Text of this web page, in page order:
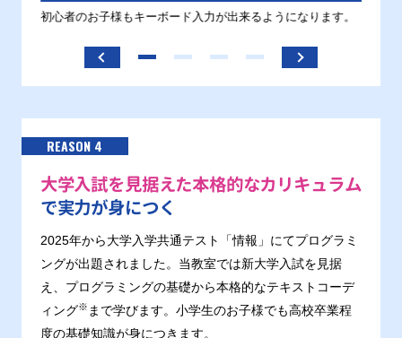
初心者のお子様もキーボード入力が出来るようになります。
REASON 4
大学入試を見据えた本格的なカリキュラム
で実力が身につく
2025年から大学入学共通テスト「情報」にてプログラミ
ングが出題されました。当教室では新大学入試を見据
え、プログラミングの基礎から本格的なテキストコーデ
ィング※ まで学びます。小学生のお子様でも高校卒業程
度の基礎知識が身につきます。